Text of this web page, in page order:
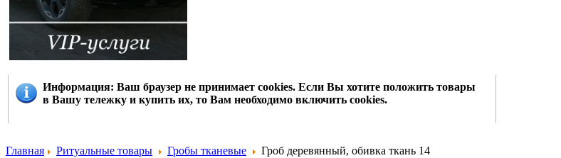
Информация: Ваш браузер не принимает cookies. Если Вы хотите положить товары
в Вашу тележку и купить их, то Вам необходимо включить cookies.
Главная Ритуальные товары Гробы тканевые Гроб деревянный, обивка ткань 14